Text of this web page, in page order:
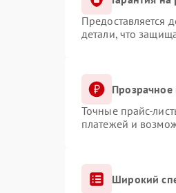
Предоставляется
детали, что
Прозрачное
Точные прайс-
платежей и
Широкий